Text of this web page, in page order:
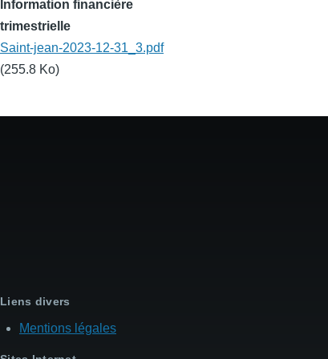
Information financière
trimestrielle
Saint-jean-2023-12-31_3.pdf
(255.8 Ko)
Liens divers
Mentions légales